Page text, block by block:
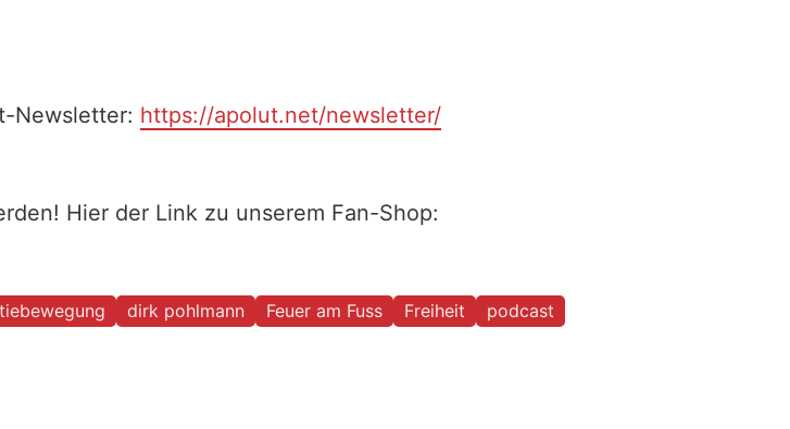
Newsletter: https://apolut.net/newsletter/
Hier der Link zu unserem Fan-Shop:
dirk pohlmann Feuer am Fuss Freiheit podcast